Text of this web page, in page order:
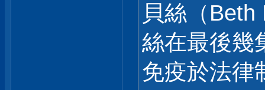
貝絲（
絲在最後幾
免疫於法律